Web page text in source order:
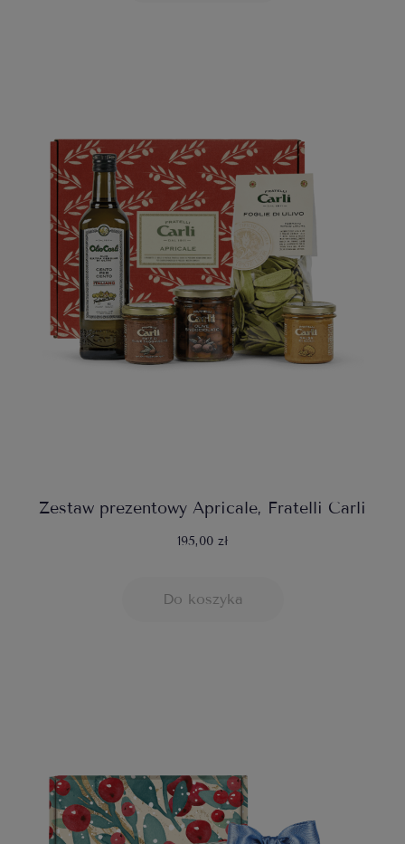
Zestaw prezentowy Apricale, Fratelli Carli
195,00 zł
Do koszyka